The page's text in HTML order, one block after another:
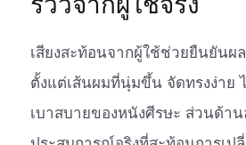
เสียงสะท้อนจากผู้ใช้ช่วยยืนยันผ
ตั้งแต่เส้นผมที่นุ่มขึ้น จัดทรงง่าย
เบาสบายของหนังศีรษะ ส่วนด้าน